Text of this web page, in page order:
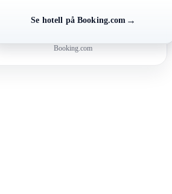
Se hotell på Booking.com →
Booking.com